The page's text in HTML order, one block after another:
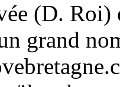
(D. Roi)
grand